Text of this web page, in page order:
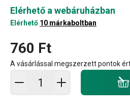
Elérhető a webáruházban
Elérhető 10 márkaboltban
760 Ft
A vásárlással megszerzett pontok
Kosárba - mennyiség